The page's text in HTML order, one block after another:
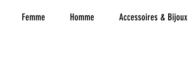
Femme Homme Accessoires & Bijoux